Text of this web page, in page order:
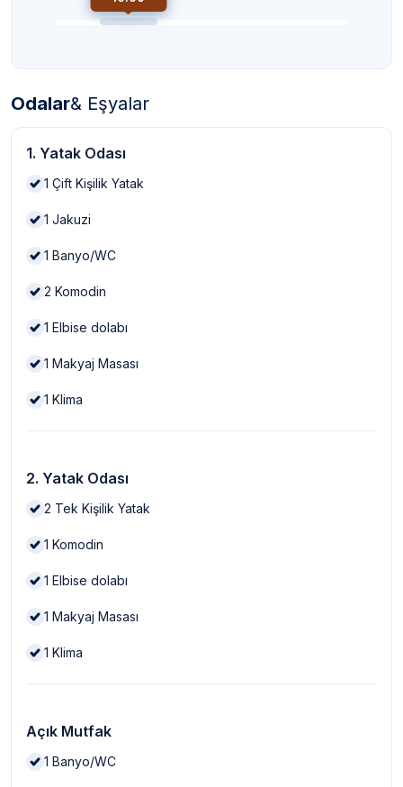
Odalar& Eşyalar
1. Yatak Odası
1 Çift Kişilik Yatak
1 Jakuzi
1 Banyo/WC
2 Komodin
1 Elbise dolabı
1 Makyaj Masası
1 Klima
2. Yatak Odası
2 Tek Kişilik Yatak
1 Komodin
1 Elbise dolabı
1 Makyaj Masası
1 Klima
Açık Mutfak
1 Banyo/WC